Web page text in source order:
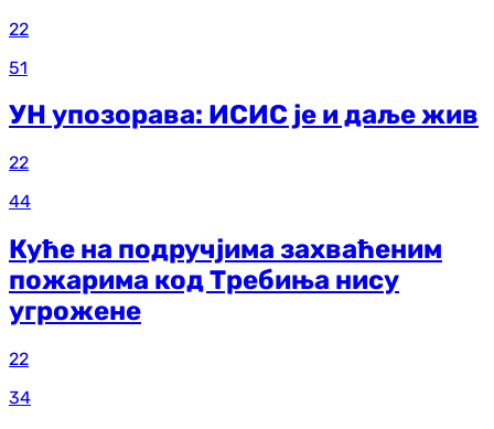
22
51
УН упозорава: ИСИС је и даље жив
22
44
Куће на подручјима захваћеним
пожарима код Требиња нису
угрожене
22
34